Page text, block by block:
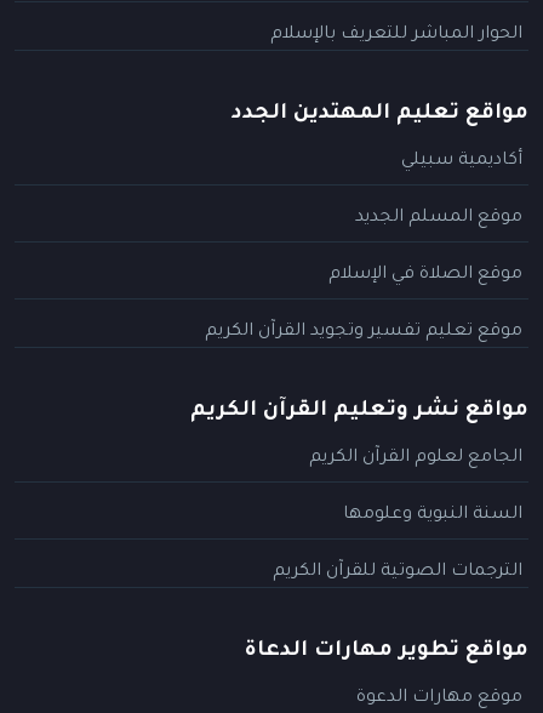
الحوار المباشر للتعريف بالإسلام
مواقع تعليم المهتدين الجدد
أكاديمية سبيلي
موقع المسلم الجديد
موقع الصلاة في الإسلام
موقع تعليم تفسير وتجويد القرآن الكريم
مواقع نشر وتعليم القرآن الكريم
الجامع لعلوم القرآن الكريم
السنة النبوية وعلومها
الترجمات الصوتية للقرآن الكريم
مواقع تطوير مهارات الدعاة
موقع مهارات الدعوة